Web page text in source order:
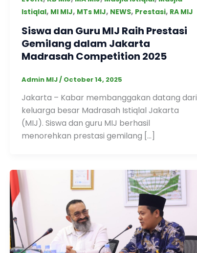
Istiqlal, MI MIJ, MTs MIJ, NEWS, Prestasi, RA MIJ
Siswa dan Guru MIJ Raih Prestasi
Gemilang dalam Jakarta
Madrasah Competition 2025
Admin MIJ/ October 14, 2025
Jakarta – Kabar membanggakan datang dari
keluarga besar Madrasah Istiqlal Jakarta
(MIJ). Siswa dan guru MIJ berhasil
menorehkan prestasi gemilang […]